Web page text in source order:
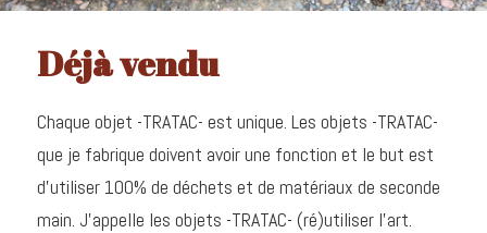
Déjà vendu
Chaque objet -TRATAC- est unique. Les objets -TRATAC-
que je fabrique doivent avoir une fonction et le but est
d’utiliser 100% de déchets et de matériaux de seconde
main. J’appelle les objets -TRATAC- (ré)utiliser l’art.